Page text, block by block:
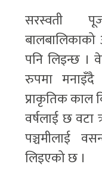
सरस्वती
बालबालिकाको
पनि लिइन्छ ।
रुपमा
प्राकृतिक काल
वर्षलाई छ
पञ्चमीलाई
लिइएको छ ।